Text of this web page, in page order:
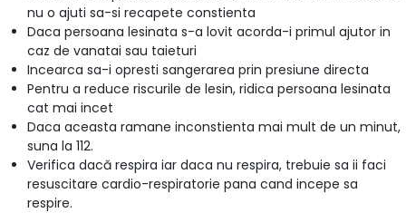
nu o ajuti sa-si recapete constienta
Daca persoana lesinata s-a lovit acorda-i primul ajutor in
caz de vanatai sau taieturi
Incearca sa-i opresti sangerarea prin presiune directa
Pentru a reduce riscurile de lesin, ridica persoana lesinata
cat mai incet
Daca aceasta ramane inconstienta mai mult de un minut,
suna la 112.
Verifica dacă respira iar daca nu respira, trebuie sa ii faci
resuscitare cardio-respiratorie pana cand incepe sa
respire.